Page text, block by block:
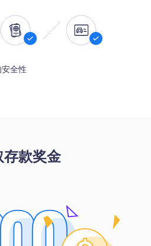
全性
存款奖金